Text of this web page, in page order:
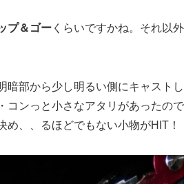
プ＆ゴー くらいですかね。それ以外
暗部から少し明るい側にキャストし
コンっと小さなアタリがあったので
め、、るほどでもない小物がHIT！